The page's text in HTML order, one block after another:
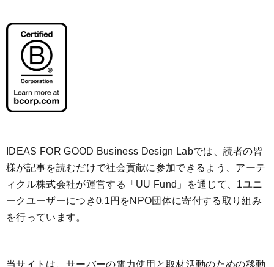
IDEAS FOR GOOD Business Design Labでは、読者の皆
様が記事を読むだけで社会貢献に参加できるよう、アーテ
ィクル株式会社が運営する「 UU Fund 」を通じて、1ユニ
ークユーザーにつき0.1円をNPO団体に寄付する取り組み
を行っています。
当サイトは、サーバーの電力使用と取材活動のための移動